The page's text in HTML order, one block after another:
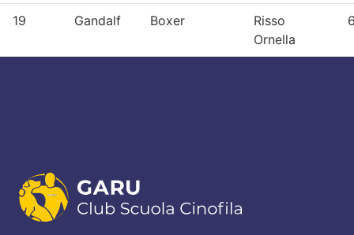
19 Gandalf Boxer
Risso
Ornella